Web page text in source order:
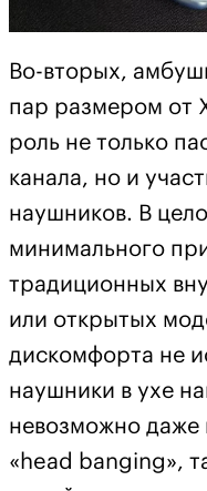
Во-вторых,
пар размером от
роль не только
канала, но и
наушников. В
минимального
традиционных
или открытых
дискомфорта не
наушники в ухе
невозможно
«head banging»,